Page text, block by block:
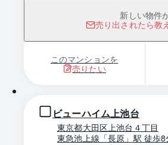
新しい物件
売り出されたら教
このマンションを
売りたい
ビューハイム上池台
東京都大田区上池台４丁目
東急池上線「長原」駅 徒歩8